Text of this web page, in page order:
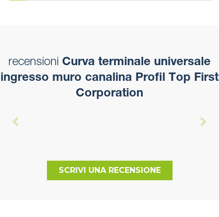
recensioni Curva terminale universale
ingresso muro canalina Profil Top First
Corporation
SCRIVI UNA RECENSIONE